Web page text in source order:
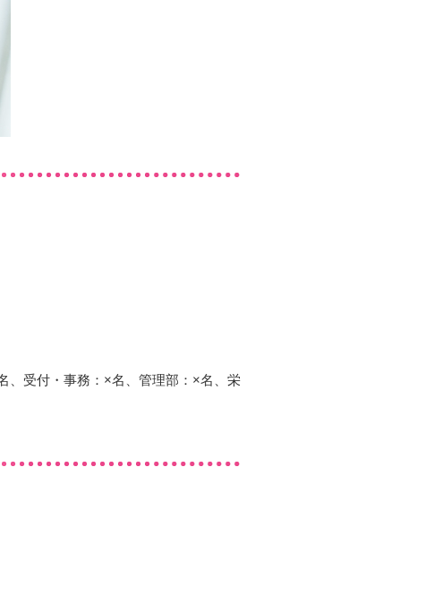
、受付・事務：×名、管理部：×名、栄